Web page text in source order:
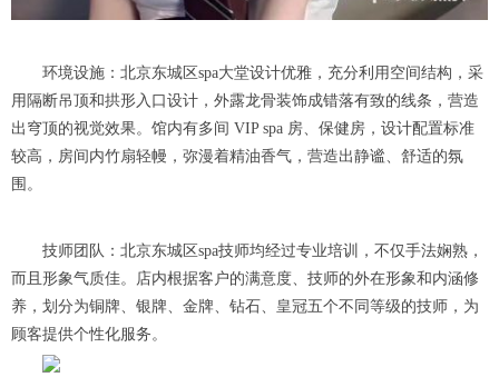
环境设施：北京东城区spa大堂设计优雅，充分利用空间结构，采
用隔断吊顶和拱形入口设计，外露龙骨装饰成错落有致的线条，营造
出穹顶的视觉效果。馆内有多间 VIP spa 房、保健房，设计配置标准
较高，房间内竹扇轻幔，弥漫着精油香气，营造出静谧、舒适的氛
围。
技师团队：北京东城区spa技师均经过专业培训，不仅手法娴熟，
而且形象气质佳。店内根据客户的满意度、技师的外在形象和内涵修
养，划分为铜牌、银牌、金牌、钻石、皇冠五个不同等级的技师，为
顾客提供个性化服务。